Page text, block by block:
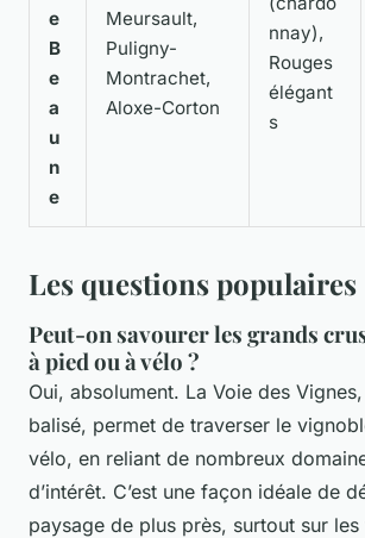
e
B
e
a
u
n
e
Meursault,
Puligny-
Montrachet,
Aloxe-Corton
nnay),
Rouges
élégant
s
Les questions populaires
Peut-on savourer les grands
à pied ou à vélo ?
Oui, absolument. La Voie des
balisé, permet de traverser le
vélo, en reliant de nombreux
d’intérêt. C’est une façon idéale de
paysage de plus près, surtout sur